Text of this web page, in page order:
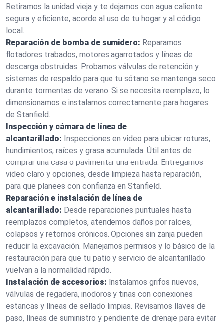
Retiramos la unidad vieja y te dejamos con agua caliente
segura y eficiente, acorde al uso de tu hogar y al código
local.
Reparación de bomba de sumidero: Reparamos
flotadores trabados, motores agarrotados y líneas de
descarga obstruidas. Probamos válvulas de retención y
sistemas de respaldo para que tu sótano se mantenga seco
durante tormentas de verano. Si se necesita reemplazo, lo
dimensionamos e instalamos correctamente para hogares
de Stanfield.
Inspección y cámara de línea de
alcantarillado: Inspecciones en video para ubicar roturas,
hundimientos, raíces y grasa acumulada. Útil antes de
comprar una casa o pavimentar una entrada. Entregamos
video claro y opciones, desde limpieza hasta reparación,
para que planees con confianza en Stanfield.
Reparación e instalación de línea de
alcantarillado: Desde reparaciones puntuales hasta
reemplazos completos, atendemos daños por raíces,
colapsos y retornos crónicos. Opciones sin zanja pueden
reducir la excavación. Manejamos permisos y lo básico de la
restauración para que tu patio y servicio de alcantarillado
vuelvan a la normalidad rápido.
Instalación de accesorios: Instalamos grifos nuevos,
válvulas de regadera, inodoros y tinas con conexiones
estancas y líneas de sellado limpias. Revisamos llaves de
paso, líneas de suministro y pendiente de drenaje para evitar